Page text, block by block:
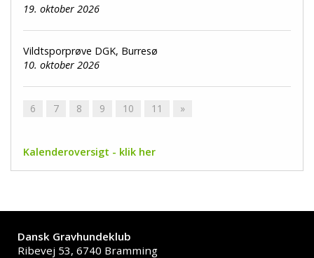
19. oktober 2026
Vildtsporprøve DGK, Burresø
10. oktober 2026
6 7 8 9 10 11 »
Kalenderoversigt - klik her
Dansk Gravhundeklub
Ribevej 53, 6740 Bramming